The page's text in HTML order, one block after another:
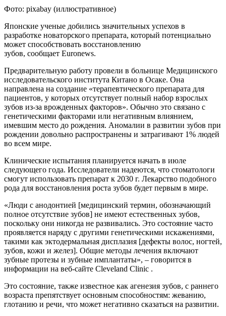
Фото: pixabay (иллюстративное)
Японские ученые добились значительных успехов в
разработке новаторского препарата, который потенциально
может способствовать восстановлению
зубов, сообщает Euronews.
Предварительную работу провели в больнице Медицинского
исследовательского института Китано в Осаке. Она
направлена на создание «терапевтического препарата для
пациентов, у которых отсутствует полный набор взрослых
зубов из-за врожденных факторов». Обычно это связано с
генетическими факторами или негативным влиянием,
имевшим место до рождения. Аномалии в развитии зубов при
рождении довольно распространены и затрагивают 1% людей
во всем мире.
Клинические испытания планируется начать в июле
следующего года. Исследователи надеются, что стоматологи
смогут использовать препарат к 2030 г. Лекарство подобного
рода для восстановления роста зубов будет первым в мире.
«Люди с анодонтией [медицинский термин, обозначающий
полное отсутствие зубов] не имеют естественных зубов,
поскольку они никогда не развивались. Это состояние часто
проявляется наряду с другими генетическими искажениями,
такими как эктодермальная дисплазия [дефекты волос, ногтей,
зубов, кожи и желез]. Общие методы лечения включают
зубные протезы и зубные имплантаты», – говорится в
информации на веб-сайте Cleveland Clinic .
Это состояние, также известное как агенезия зубов, с раннего
возраста препятствует основным способностям: жеванию,
глотанию и речи, что может негативно сказаться на развитии.